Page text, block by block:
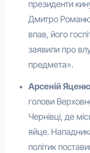
президенти
Дмитро
впав, його
заявили про
предмета».
Арсеній
голови
Чернівці, де
яйце.
політик